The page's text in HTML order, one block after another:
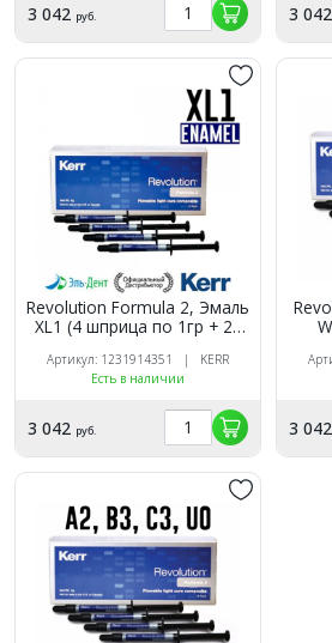
3 042 руб. 3 042
Revolution Formula 2, Эмаль
XL1 (4 шприца по 1гр + 20
композитный материал,
29509, Kerr
Артикул: 1231914351 | KERR
Есть в наличии
3 042 руб. 3 042